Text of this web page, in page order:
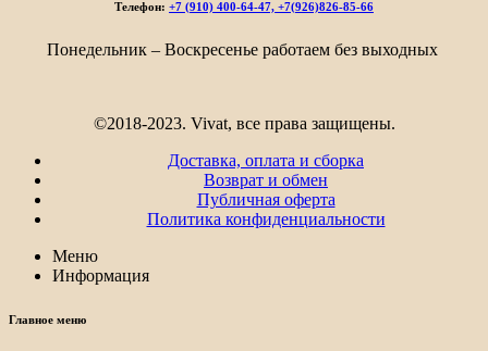
Телефон: +7 (910) 400-64-47, +7(926)826-85-66
Понедельник – Воскресенье работаем без выходных
©2018-2023. Vivat, все права защищены.
Доставка, оплата и сборка
Возврат и обмен
Публичная оферта
Политика конфиденциальности
Меню
Информация
Главное меню